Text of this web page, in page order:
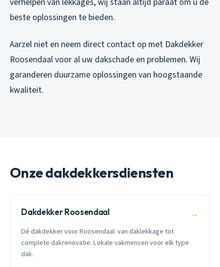
beste oplossingen te bieden.
Aarzel niet en neem direct contact op met Dakdekker
Roosendaal voor al uw dakschade en problemen. Wij
garanderen duurzame oplossingen van hoogstaande
kwaliteit.
Onze dakdekkersdiensten
Dakdekker Roosendaal →
Dé dakdekker voor Roosendaal: van daklekkage tot
complete dakrenovatie. Lokale vakmensen voor elk type
dak.